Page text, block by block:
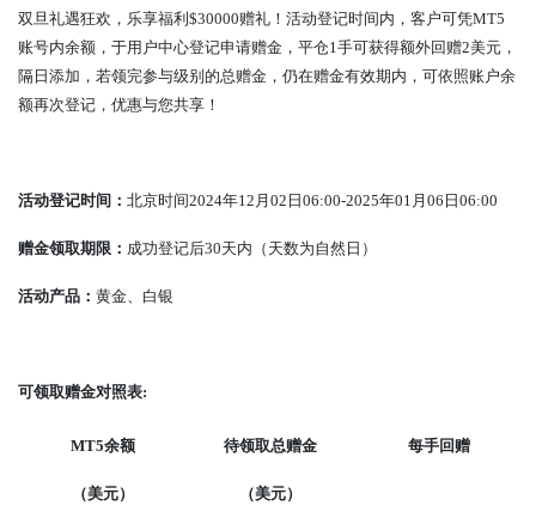
双旦礼遇狂欢，乐享福利 $30000赠礼！活动登记时间内，客户可凭MT5
账号内余额，于用户中心登记申请赠金，平仓1手可获得额外回赠2美元，
隔日添加，若领完参与级别的总赠金，仍在赠金有效期内，可依照账户余
额再次登记，优惠与您共享！
活动登记时间： 北京时间2024年12 月 02 日 06:00-2025年01 月 06 日 06:00
赠金领取期限： 成功登记后30天内（天数为自然日）
活动产品： 黄金、白银
可领取赠金对照表:
MT5余额
（美元）
待领取总赠金
（美元）
每手回赠